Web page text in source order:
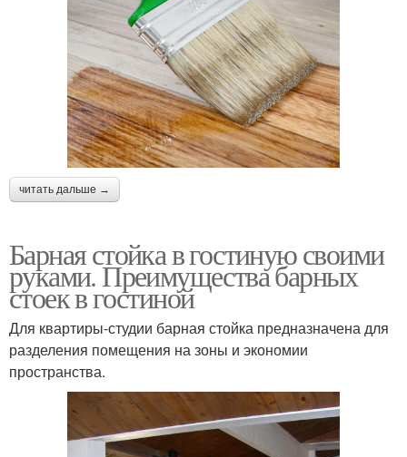
читать дальше →
Барная стойка в гостиную своими
руками. Преимущества барных
стоек в гостиной
Для квартиры-студии барная стойка предназначена для
разделения помещения на зоны и экономии
пространства.